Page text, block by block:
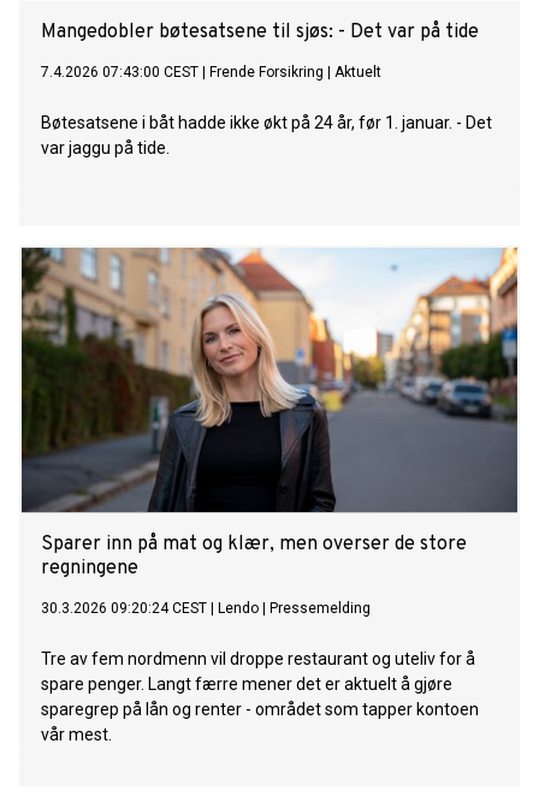
Mangedobler bøtesatsene til sjøs: - Det var på tide
7.4.2026 07:43:00 CEST Frende Forsikring Aktuelt
Bøtesatsene i båt hadde ikke økt på 24 år, før 1. januar. - Det
var jaggu på tide.
Sparer inn på mat og klær, men overser de store
regningene
30.3.2026 09:20:24 CEST Lendo Pressemelding
Tre av fem nordmenn vil droppe restaurant og uteliv for å
spare penger. Langt færre mener det er aktuelt å gjøre
sparegrep på lån og renter - området som tapper kontoen
vår mest.